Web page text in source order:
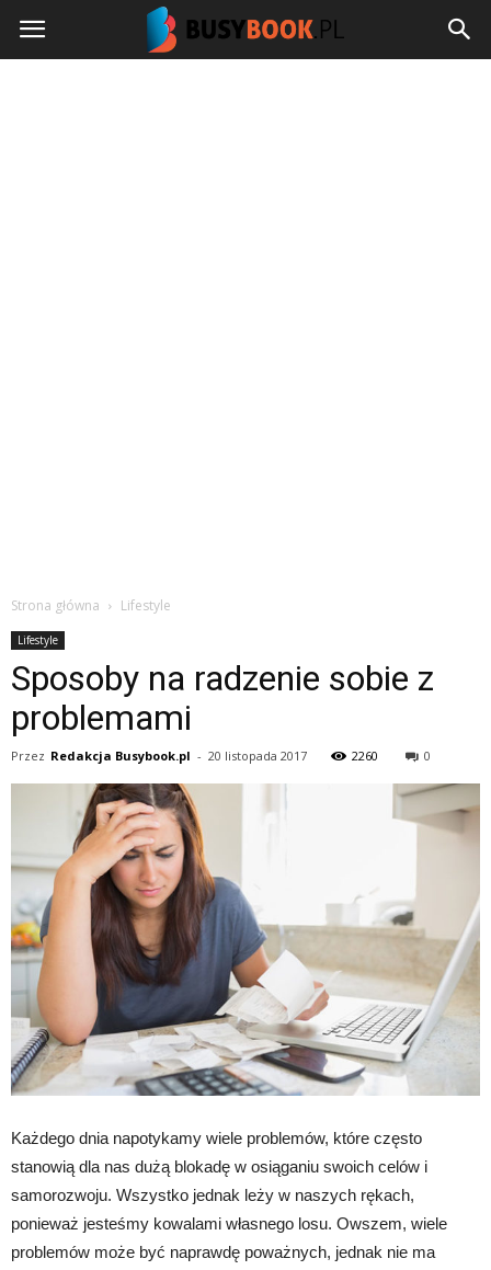
Strona główna Lifestyle
Lifestyle
Sposoby na radzenie sobie z
problemami
Przez Redakcja Busybook.pl - 20 listopada 2017 2260 0
Każdego dnia napotykamy wiele problemów, które często
stanowią dla nas dużą blokadę w osiąganiu swoich celów i
samorozwoju. Wszystko jednak leży w naszych rękach,
ponieważ jesteśmy kowalami własnego losu. Owszem, wiele
problemów może być naprawdę poważnych, jednak nie ma